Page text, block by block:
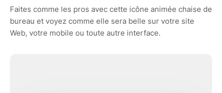
Faites comme les pros avec cette icône animée chaise de
bureau et voyez comme elle sera belle sur votre site
Web, votre mobile ou toute autre interface.